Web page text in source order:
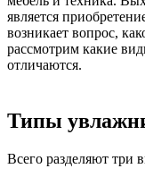
является
возникает вопрос,
рассмотрим какие
отличаются.
Типы
Всего разделяют три